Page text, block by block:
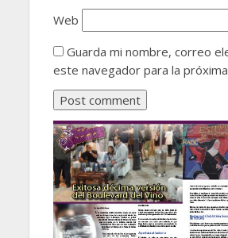
Web
Guarda mi nombre, correo
este navegador para la